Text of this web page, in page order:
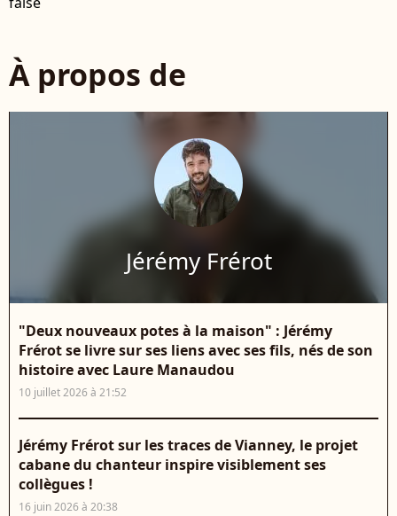
À propos de
Jérémy Frérot
"Deux nouveaux potes à la maison" : Jérémy
Frérot se livre sur ses liens avec ses fils, nés de son
histoire avec Laure Manaudou
10 juillet 2026 à 21:52
Jérémy Frérot sur les traces de Vianney, le projet
cabane du chanteur inspire visiblement ses
collègues !
16 juin 2026 à 20:38